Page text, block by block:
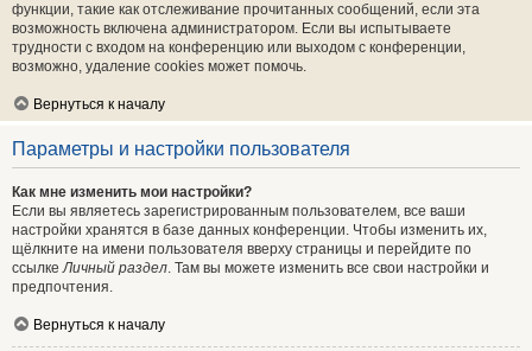
функции, такие как отслеживание прочитанных сообщений, если эта
возможность включена администратором. Если вы испытываете
трудности с входом на конференцию или выходом с конференции,
возможно, удаление cookies может помочь.
Вернуться к началу
Параметры и настройки пользователя
Как мне изменить мои настройки?
Если вы являетесь зарегистрированным пользователем, все ваши
настройки хранятся в базе данных конференции. Чтобы изменить их,
щёлкните на имени пользователя вверху страницы и перейдите по
ссылкеЛичный раздел. Там вы можете изменить все свои настройки и
предпочтения.
Вернуться к началу